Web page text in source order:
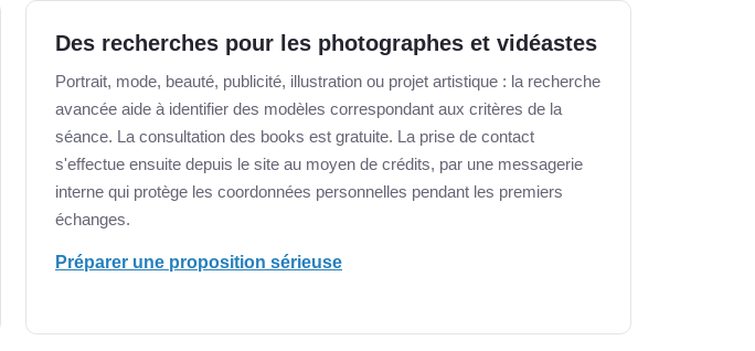
Des recherches pour les photographes et vidéastes
Portrait, mode, beauté, publicité, illustration ou projet artistique : la recherche
avancée aide à identifier des modèles correspondant aux critères de la
séance. La consultation des books est gratuite. La prise de contact
s'effectue ensuite depuis le site au moyen de crédits, par une messagerie
interne qui protège les coordonnées personnelles pendant les premiers
échanges.
Préparer une proposition sérieuse